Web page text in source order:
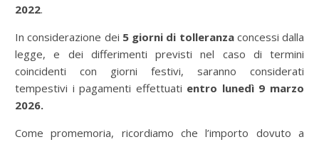
2022.
In considerazione dei 5 giorni di tolleranzaconcessi dalla
legge, e dei differimenti previsti nel caso di termini
coincidenti con giorni festivi, saranno considerati
tempestivi i pagamenti effettuati entro lunedì 9 marzo
2026.
Come promemoria, ricordiamo che l’importo dovuto a